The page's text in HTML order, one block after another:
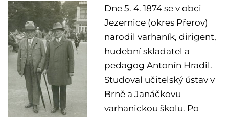
Dne 5. 4. 1874 se v obci
Jezernice (okres Přerov)
narodil varhaník, dirigent,
hudební skladatel a
pedagog Antonín Hradil.
Studoval učitelský ústav v
Brně a Janáčkovu
varhanickou školu. Po